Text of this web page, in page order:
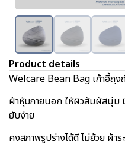
Product details
Welcare Bean Bag เก้าอี้ถุง
ผ้าหุ้มภายนอก ให้ผิวสัมผัสนุ่ม
ยับง่าย
คงสภาพรูปร่างได้ดี ไม่ย้วย ผ้า